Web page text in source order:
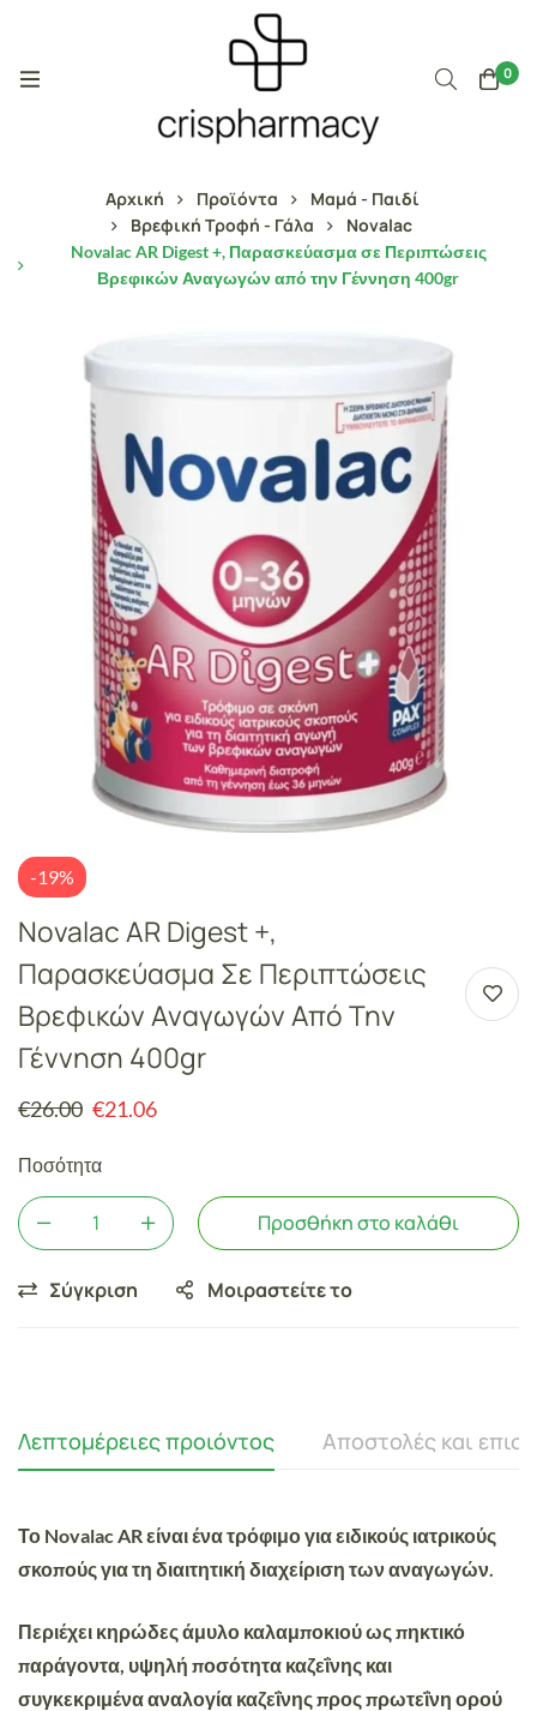
0
Αρχική Προϊόντα
Μαμά - Παιδί
Βρεφική Τροφή - Γάλα
Novalac
Novalac AR Digest +, Παρασκεύασμα σε Περιπτώσεις
Βρεφικών Αναγωγών από την Γέννηση 400gr
-19%
Novalac AR Digest +,
Παρασκεύασμα Σε Περιπτώσεις
Βρεφικών Αναγωγών Από Την
Γέννηση 400gr
€26.00 €21.06
Ποσότητα
Προσθήκη στο καλάθι
Σύγκριση Μοιραστείτε το
Λεπτομέρειες προιόντος Αποστολές και
Το Novalac ARείναι ένα τρόφιμο για ειδικούς ιατρικούς
σκοπούς για τη διαιτητική διαχείριση των αναγωγών.
Περιέχει κηρώδες άμυλο καλαμποκιού ως πηκτικό
παράγοντα, υψηλή ποσότητα καζεΐνης και
συγκεκριμένα αναλογία καζεΐνης προς πρωτεΐνη ορού